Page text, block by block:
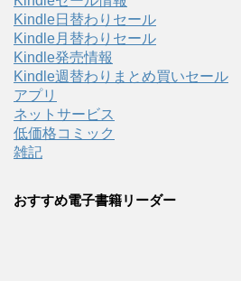
Kindle日替わりセール
Kindle月替わりセール
Kindle発売情報
Kindle週替わりまとめ買いセール
アプリ
ネットサービス
低価格コミック
雑記
おすすめ電子書籍リーダー